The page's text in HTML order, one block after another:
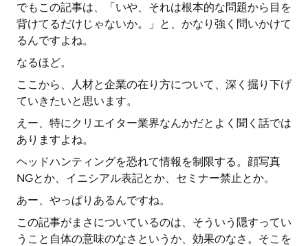
でもこの記事は、「いや、それは根本的な問題から目を
背けてるだけじゃないか。」と、かなり強く問いかけて
るんですよね。
なるほど。
ここから、人材と企業の在り方について、深く掘り下げ
ていきたいと思います。
えー、特にクリエイター業界なんかだとよく聞く話では
ありますよね。
ヘッドハンティングを恐れて情報を制限する。顔写真
NGとか、イニシアル表記とか、セミナー禁止とか。
あー、やっぱりあるんですね。
この記事がまさについているのは、そういう隠すってい
うこと自体の意味のなさというか、効果のなさ。そこを